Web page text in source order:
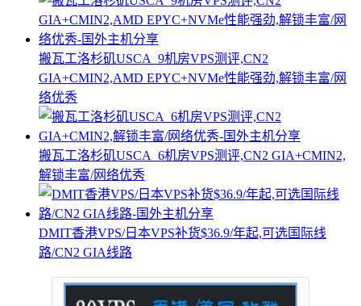
搬瓦工洛杉矶USCA_9机房VPS测评,CN2
GIA+CMIN2,AMD EPYC+NVMe性能强劲,解锁丰富/网
络优秀
搬瓦工洛杉矶USCA_6机房VPS测评,CN2 GIA+CMIN2,
解锁丰富/网络优秀
DMIT香港VPS/日本VPS补货$36.9/年起,可选国际线
路/CN2 GIA线路